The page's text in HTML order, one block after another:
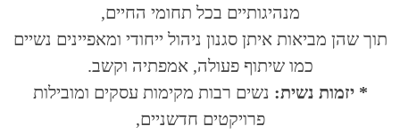
מנהיגותיים בכל תחומי החיים,
תוך שהן מביאות איתן סגנון ניהול ייחודי ומאפיינים נשיים
כמו שיתוף פעולה, אמפתיה וקשב.
* יזמות נשית: נשים רבות מקימות עסקים ומובילות
פרויקטים חדשניים,